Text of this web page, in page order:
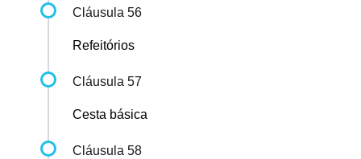
Cláusula 56
Refeitórios
Cláusula 57
Cesta básica
Cláusula 58